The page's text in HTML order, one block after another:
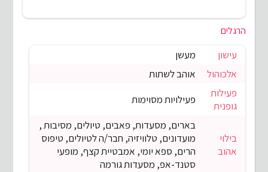
הרגלים
עישון
מעשן
אלכוהול
אוהב לשתות
פעילות
גופנית
פעילויות מסוימות
בילוי
אהוב
בארים, מסעדות, פאבים, טיולים, מסיבות ,
מועדונים, טלוויזיה, חבר/ה לטיולים, טיפוס
הרים, ספא יומי, אמבטיית קצף, מופעי
סטנד-אפ, מסעדות גורמה